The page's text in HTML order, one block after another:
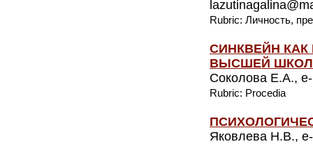
Rubric: Личность,
СИНКВЕЙН
ВЫСШЕЙ
Соколова Е.А.,
Rubric: Procedia
Яковлева Н.В.,